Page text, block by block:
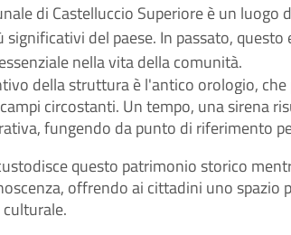
di Castelluccio Superiore è un
del paese. In passato,
nella vita della comunità.
della struttura è l'antico orologio,
circostanti. Un tempo, una sirena
fungendo da punto di riferimento
questo patrimonio storico
offrendo ai cittadini uno spazio